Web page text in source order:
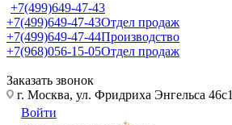
+7(499)649-47-43
+7(499)649-47-43Отдел продаж
+7(499)649-47-44Производство
+7(968)056-15-05Отдел продаж
Заказать звонок
г. Москва, ул. Фридриха Энгельса 46с1
Войти